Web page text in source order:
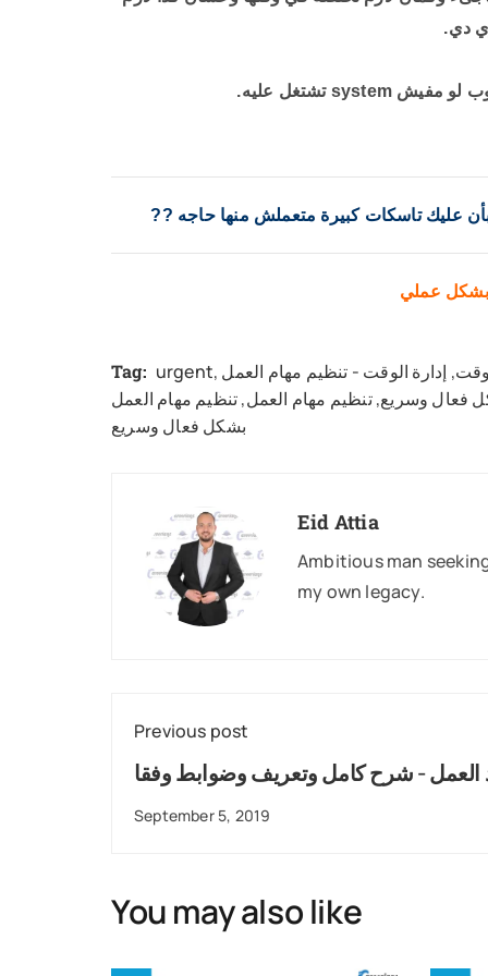
دي.
عليك تاسكات كبيرة متعملش منها حاجه ??
بشكل عملي
Tag: urgent, , إدارة الوقت - تنظيم مهام العمل
فعال وسريع,تنظيم مهام العمل,تنظيم مهام العمل
بشكل فعال وسريع
Eid Attia
Ambitious man
my own legacy.
Previous post
العمل - شرح كامل وتعريف وضوابط وفقا
لقانون العمل المصري
September 5, 2019
You may also like